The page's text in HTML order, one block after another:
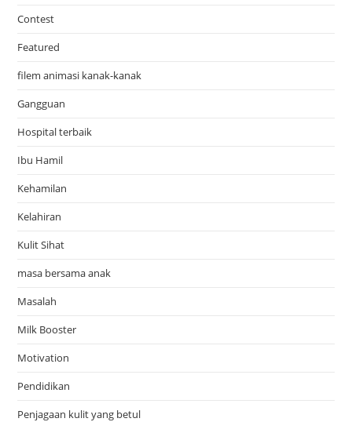
Contest
Featured
filem animasi kanak-kanak
Gangguan
Hospital terbaik
Ibu Hamil
Kehamilan
Kelahiran
Kulit Sihat
masa bersama anak
Masalah
Milk Booster
Motivation
Pendidikan
Penjagaan kulit yang betul